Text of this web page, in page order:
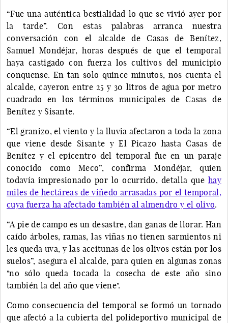
“Fue una auténtica bestialidad lo que se vivió ayer por
la tarde”. Con estas palabras arranca nuestra
conversación con el alcalde de Casas de Benítez,
Samuel Mondéjar, horas después de que el temporal
haya castigado con fuerza los cultivos del municipio
conquense. En tan solo quince minutos, nos cuenta el
alcalde, cayeron entre 25 y 30 litros de agua por metro
cuadrado en los términos municipales de Casas de
Benítez y Sisante.
“El granizo, el viento y la lluvia afectaron a toda la zona
que viene desde Sisante y El Picazo hasta Casas de
Benítez y el epicentro del temporal fue en un paraje
conocido como Meco”, confirma Mondéjar, quien
todavía impresionado por lo ocurrido, detalla quehay
miles de hectáreas de viñedo arrasadas por el temporal,
cuya fuerza ha afectado también al almendro y el olivo.
“A pie de campo es un desastre, dan ganas de llorar. Han
caído árboles, ramas, las viñas no tienen sarmientos ni
les queda uva, y las aceitunas de los olivos están por los
suelos”, asegura el alcalde, para quien en algunas zonas
"no sólo queda tocada la cosecha de este año sino
también la del año que viene".
Como consecuencia del temporal se formó un tornado
que afectó a la cubierta del polideportivo municipal de